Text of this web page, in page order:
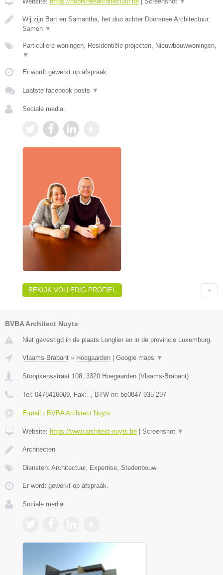
Wij zijn Bart en Samantha, het duo achter Doorsnee Architectuur.
Samen ▼
Particuliere woningen, Residentiële projecten, Nieuwbouwwoningen,
▼
Er wordt gewerkt op afspraak.
Laatste facebook posts ▼
Sociale media:
BEKIJK VOLLEDIG PROFIEL
BVBA Architect Nuyts
Niet gevestigd in de plaats Longlier en in de provincie Luxemburg.
Vlaams-Brabant » Hoegaarden | Google maps ▼
Stoopkensstraat 108 3320 Hoegaarden (Vlaams-Brabant)
Tel: 0478416069 , Fax: - , BTW-nr: be0847 935 297
E-mail › BVBA Architect Nuyts
Website: https://www.architect-nuyts.be | Screenshot ▼
Architecten
Diensten: Architectuur, Expertise, Stedenbouw
Er wordt gewerkt op afspraak.
Sociale media: